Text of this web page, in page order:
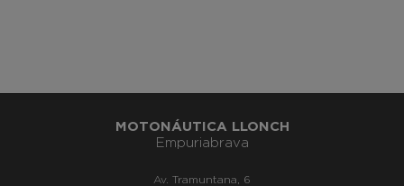
MOTONÁUTICA LLONCH
Empuriabrava
Av. Tramuntana, 6